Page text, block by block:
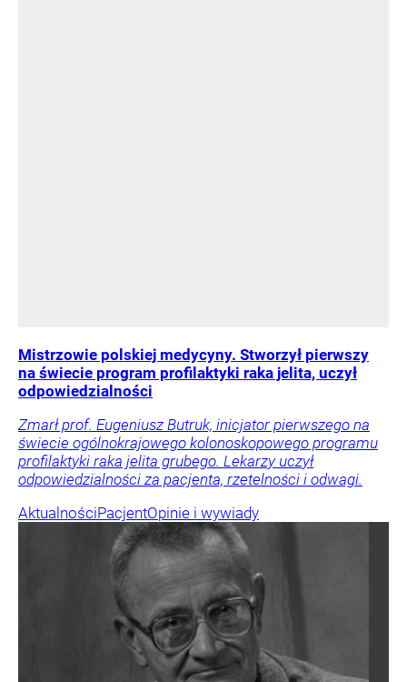
Mistrzowie polskiej medycyny. Stworzył pierwszy
na świecie program profilaktyki raka jelita, uczył
odpowiedzialności
Zmarł prof. Eugeniusz Butruk, inicjator pierwszego na
świecie ogólnokrajowego kolonoskopowego programu
profilaktyki raka jelita grubego. Lekarzy uczył
odpowiedzialności za pacjenta, rzetelności i odwagi.
AktualnościPacjentOpinie i wywiady